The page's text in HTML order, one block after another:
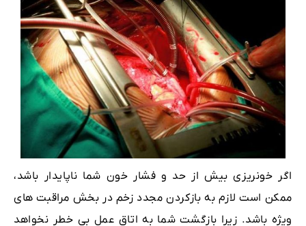
اگر خونریزی بیش از حد و فشار خون شما ناپایدار باشد،
ممکن است لازم به بازکردن مجدد زخم در بخش مراقبت های
ویژه باشد. زیرا بازگشت شما به اتاق عمل بی خطر نخواهد